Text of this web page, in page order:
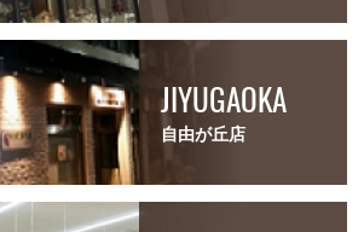
JIYUGAOKA
自由が丘店